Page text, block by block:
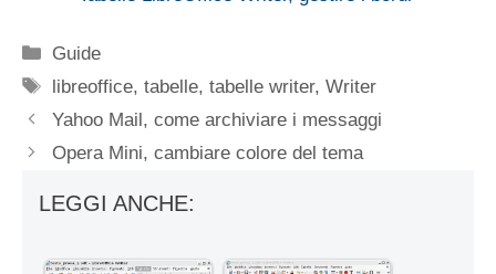
Categorie
Guide
Tag
libreoffice,tabelle,tabelle writer,Writer
Yahoo Mail, come archiviare i messaggi
Opera Mini, cambiare colore del tema
LEGGI ANCHE: